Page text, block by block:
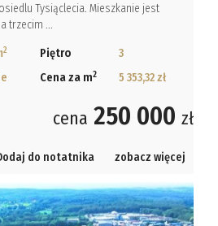
Tysiąclecia. Mieszkanie jest
trzecim ...
2 Piętro
3
Cena za m2 5 353,32 zł
cena 250 000 zł
do notatnika zobacz więcej